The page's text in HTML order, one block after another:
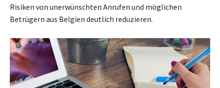
Risiken von unerwünschten Anrufen und möglichen
Betrügern aus Belgien deutlich reduzieren.